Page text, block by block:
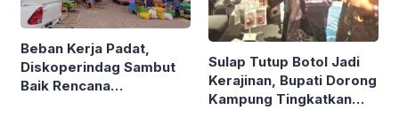
Beban Kerja Padat,
Diskoperindag Sambut
Baik Rencana
Sulap Tutup Botol Jadi
Kerajinan, Bupati Dorong
Kampung Tingkatkan